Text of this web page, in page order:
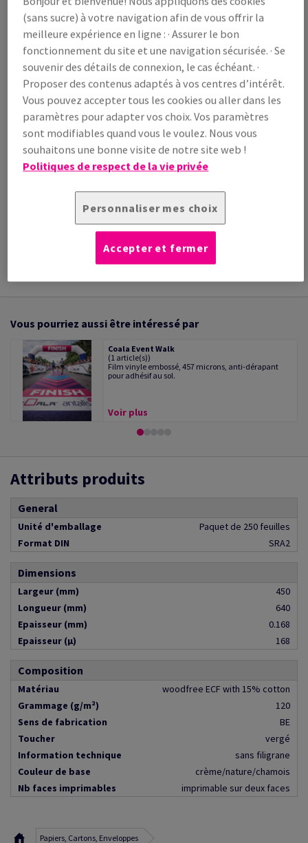
/ 1 000 feuille(s)
(34,6 kg )
EN STOCK
Guide des quantités
paquet(s)
−
Outil de coupe
TECHNIQUES TECHNIQUES
Vous pourriez aussi être intéressé par
Coala Event Walk
(1 article(s))
Film vinyle embossé, 457 microns, anti-dérapant
pour adhésif au sol.
Voir plus
Attributs produits
General
Unité d'emballage
Paquet de 250 feuilles
Format DIN
SRA2
Dimensions
Largeur (mm)
450
Longueur (mm)
640
Epaisseur (mm)
0.168
Epaisseur (µ)
168
Composition
Matériau
woodfree ECF with 15% cotton
Grammage (g/m²)
120
Sens de fabrication
BE
Toucher
vergé
Information technique
sans filigrane
Couleur de base
crème/nature/chamois
Nb faces imprimables
imprimable sur deux faces
Papiers, Cartons, Enveloppes
(sans sucre) à votre navigation afin de vous offrir la
meilleure expérience en ligne : · Assurer le bon
fonctionnement du site et une navigation sécurisée. · Se
souvenir des détails de connexion, le cas échéant. ·
Proposer des contenus adaptés à vos centres d’intérêt.
Vous pouvez accepter tous les cookies ou aller dans les
paramètres pour adapter vos choix. Vos paramètres
sont modifiables quand vous le voulez. Nous vous
souhaitons une bonne visite de notre site web !
Politiques de respect de la vie privée
Personnaliser mes choix
Accepter et fermer